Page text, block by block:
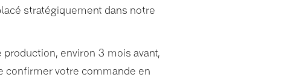
stratégiquement dans notre
environ 3 mois avant,
confirmer votre commande en